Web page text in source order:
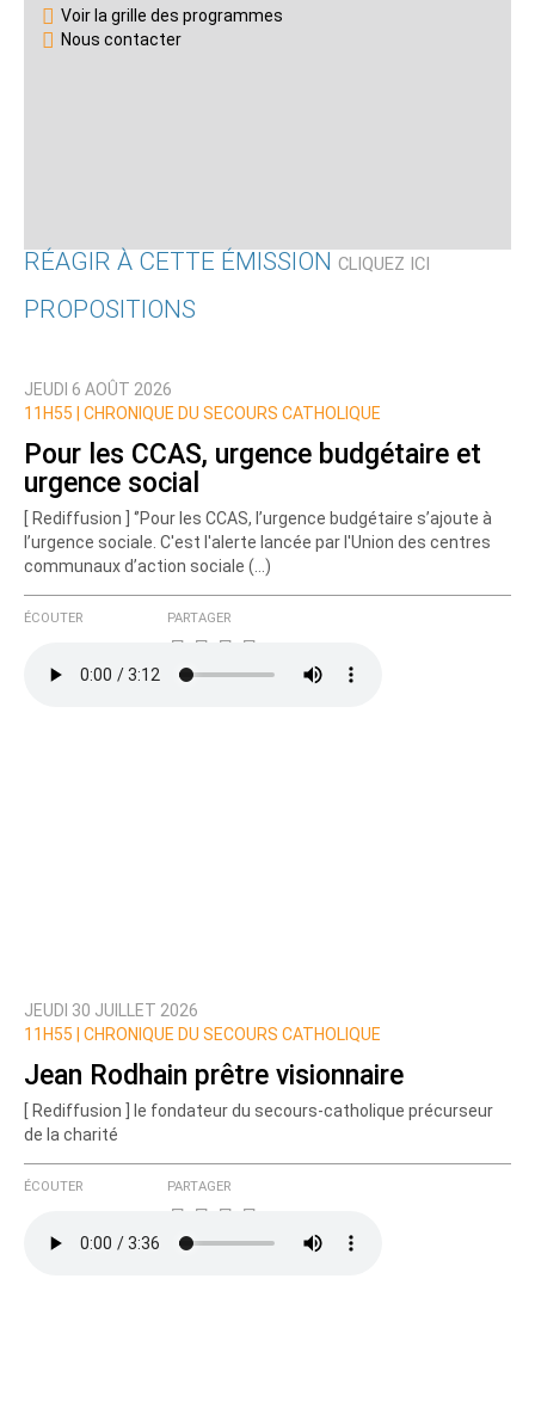
Voir la grille des programmes
Nous contacter
RÉAGIR À CETTE ÉMISSION CLIQUEZ ICI
Nom
Courriel (non publié)
Ajoutez votre commentaire ici
Texte de votre message
Prévenez-moi de tous les nouveaux commentaires
PROPOSITIONS
JEUDI 6 AOÛT 2026
11H55 |
CHRONIQUE DU SECOURS CATHOLIQUE
Pour les CCAS, urgence budgétaire et
urgence social
[ Rediffusion ] ‘’Pour les CCAS, l’urgence budgétaire s’ajoute à
l’urgence sociale. C'est l'alerte lancée par l'Union des centres
communaux d’action sociale (…)
ÉCOUTER PARTAGER
JEUDI 30 JUILLET 2026
11H55 |
CHRONIQUE DU SECOURS CATHOLIQUE
Jean Rodhain prêtre visionnaire
[ Rediffusion ] le fondateur du secours-catholique précurseur
de la charité
ÉCOUTER PARTAGER